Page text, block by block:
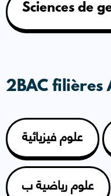
Sciences de
2BAC filières
علوم فيزيائية
علوم رياضية ب